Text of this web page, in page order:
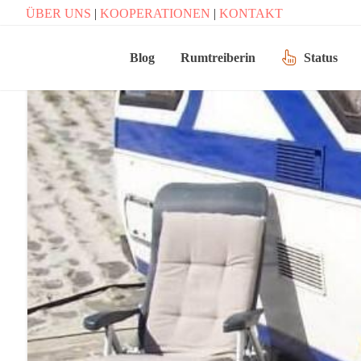
ÜBER UNS | KOOPERATIONEN | KONTAKT
Blog Rumtreiberin Status